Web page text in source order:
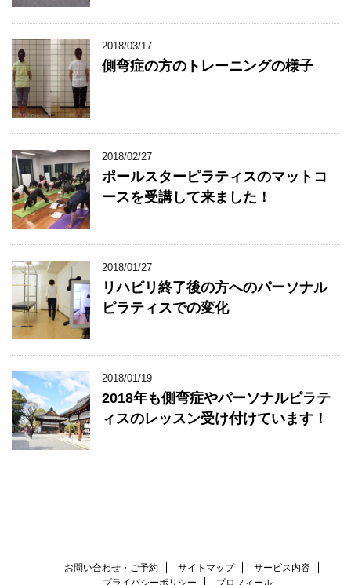
2018/03/17
側弯症の方のトレーニングの様子
2018/02/27
ポールスターピラティスのマットコ
ースを受講して来ました！
2018/01/27
リハビリ終了後の方へのパーソナル
ピラティスでの変化
2018/01/19
2018年も側弯症やパーソナルピラテ
ィスのレッスン受け付けています！
お問い合わせ・ご予約 サイトマップ
サービス内容